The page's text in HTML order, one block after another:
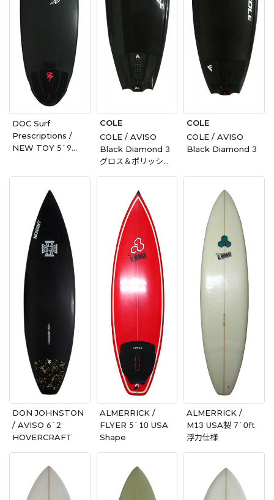
DOC Surf
Prescriptions /
NEW TOY 5`9
COLE
COLE / AVISO
Black Diamond 3
グロス＆ポリッシュ
COLE
COLE / AVISO
Black Diamond 3
DON JOHNSTON
/ AVISO 6`2
HOVERCRAFT
ALMERRICK /
FLYER 5`10 USA
Shape
ALMERRICK /
M13 USA製 7`0ft
浮力仕様